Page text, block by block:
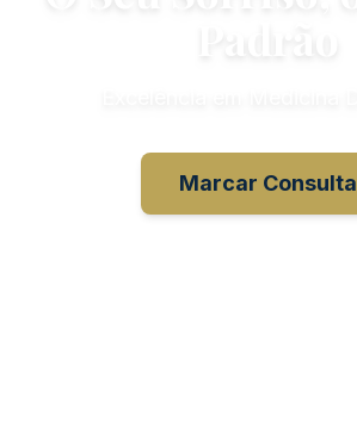
Marcar Consulta